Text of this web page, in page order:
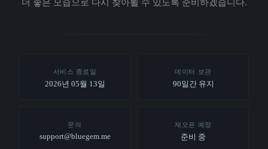
더 좋은 모습으로 다시 찾아뵐 수 있도록 준비하겠습니다.
서비스 종료일
2026년 05월 13일
데이터 보관
90일간 유지
문의
support@bluegem.me
재오픈 예정
준비 중